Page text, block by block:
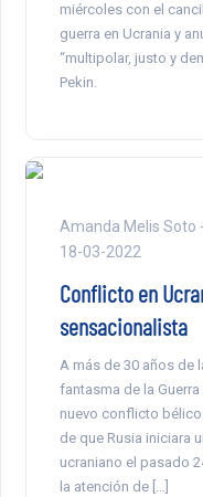
miércoles con el
guerra en Ucrania y
“multipolar, justo y
Pekin.
Amanda Melis Soto
18-03-2022
Conflicto en
sensacionalista
A más de 30 años de
fantasma de la Guerra
nuevo conflicto
de que Rusia iniciara
ucraniano el pasado
la atención de […]